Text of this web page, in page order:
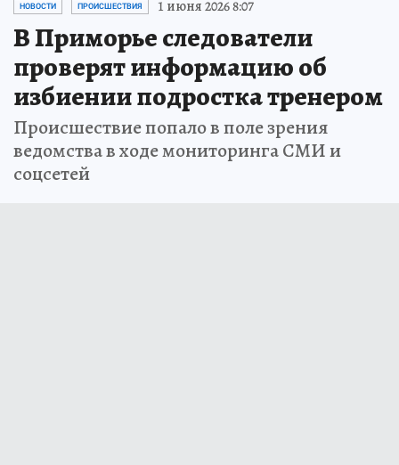
НОВОСТИ ПРОИСШЕСТВИЯ 1 июня 2026 8:07
В Приморье следователи
проверят информацию об
избиении подростка тренером
Происшествие попало в поле зрения
ведомства в ходе мониторинга СМИ и
соцсетей